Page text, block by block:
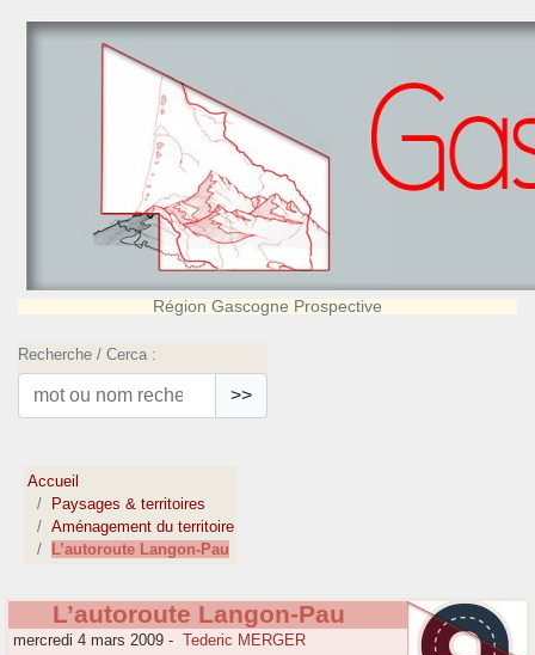
Région Gascogne Prospective
Recherche / Cerca :
>>
Accueil
Paysages & territoires
Aménagement du territoire
L’autoroute Langon-Pau
L’autoroute Langon-Pau
mercredi 4 mars 2009 - Tederic MERGER